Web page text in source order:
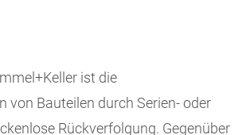
ist die
von Bauteilen durch Serien- oder
Rückverfolgung. Gegenüber